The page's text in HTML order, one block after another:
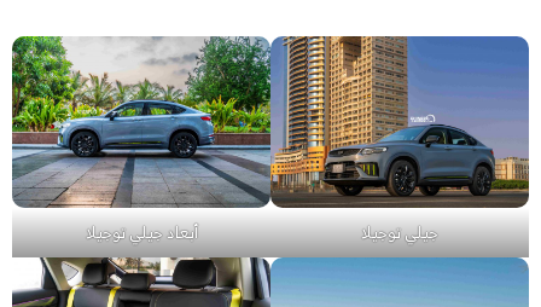
جيلي توجيلا أبعاد جيلي توجيلا